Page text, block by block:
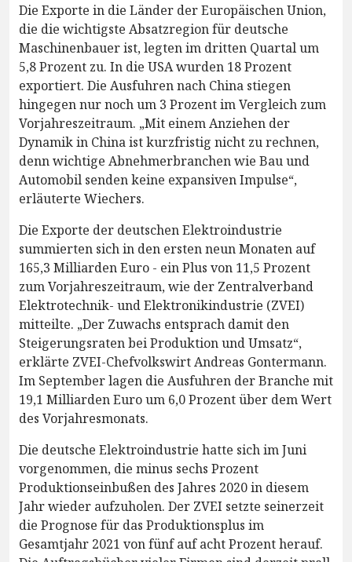
Die Exporte in die Länder der Europäischen Union,
die die wichtigste Absatzregion für deutsche
Maschinenbauer ist, legten im dritten Quartal um
5,8 Prozent zu. In die USA wurden 18 Prozent
exportiert. Die Ausfuhren nach China stiegen
hingegen nur noch um 3 Prozent im Vergleich zum
Vorjahreszeitraum. „Mit einem Anziehen der
Dynamik in China ist kurzfristig nicht zu rechnen,
denn wichtige Abnehmerbranchen wie Bau und
Automobil senden keine expansiven Impulse“,
erläuterte Wiechers.
Die Exporte der deutschen Elektroindustrie
summierten sich in den ersten neun Monaten auf
165,3 Milliarden Euro - ein Plus von 11,5 Prozent
zum Vorjahreszeitraum, wie der Zentralverband
Elektrotechnik- und Elektronikindustrie (ZVEI)
mitteilte. „Der Zuwachs entsprach damit den
Steigerungsraten bei Produktion und Umsatz“,
erklärte ZVEI-Chefvolkswirt Andreas Gontermann.
Im September lagen die Ausfuhren der Branche mit
19,1 Milliarden Euro um 6,0 Prozent über dem Wert
des Vorjahresmonats.
Die deutsche Elektroindustrie hatte sich im Juni
vorgenommen, die minus sechs Prozent
Produktionseinbußen des Jahres 2020 in diesem
Jahr wieder aufzuholen. Der ZVEI setzte seinerzeit
die Prognose für das Produktionsplus im
Gesamtjahr 2021 von fünf auf acht Prozent herauf.